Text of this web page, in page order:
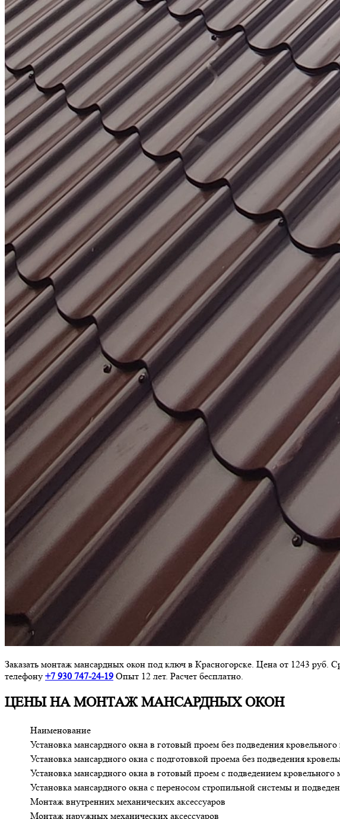
Заказать монтаж мансардных окон под ключ в Красногорске. Цена от 1243
телефону +7 930 747-24-19 Опыт 12 лет. Расчет бесплатно.
ЦЕНЫ НА МОНТАЖ МАНСАРДНЫХ ОКОН
Наименование
Установка мансардного окна в готовый проем без подведения кровельного
Установка мансардного окна с подготовкой проема без подведения
Установка мансардного окна в готовый проем с подведением кровельного
Установка мансардного окна с переносом стропильной системы и
Монтаж внутренних механических аксессуаров
Монтаж наружных механических аксессуаров